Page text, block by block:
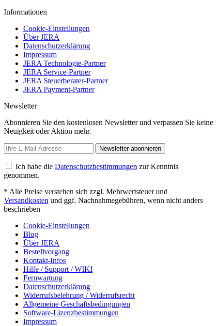
Informationen
Cookie-Einstellungen
Über JERA
Datenschutzerklärung
Impressum
JERA Technologie-Partner
JERA Service-Partner
JERA Steuerberater-Partner
JERA Payment-Partner
Newsletter
Abonnieren Sie den kostenlosen Newsletter und verpassen Sie keine
Neuigkeit oder Aktion mehr.
Newsletter abonnieren
Ich habe die Datenschutzbestimmungen zur Kenntnis
genommen.
* Alle Preise verstehen sich zzgl. Mehrwertsteuer und
Versandkosten und ggf. Nachnahmegebühren, wenn nicht anders
beschrieben
Cookie-Einstellungen
Blog
Über JERA
Bestellvorgang
Kontakt-Infos
Hilfe / Support / WIKI
Fernwartung
Datenschutzerklärung
Widerrufsbelehrung / Widerrufsrecht
Allgemeine Geschäftsbedingungen
Software-Lizenzbestimmungen
Impressum